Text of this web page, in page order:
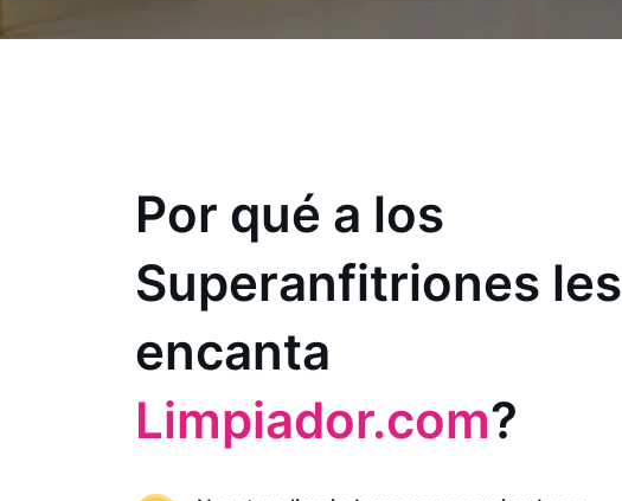
Por qué a los
Superanfitriones les
encanta
Limpiador.com?